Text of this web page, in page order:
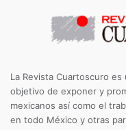
La Revista Cuartoscuro
objetivo de exponer y
mexicanos así como el
en todo México y otras